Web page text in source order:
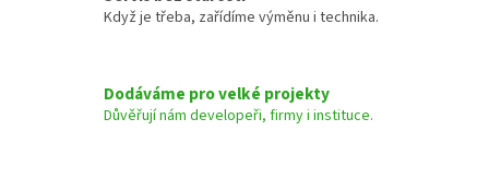
Když je třeba, zařídíme výměnu i technika.
Dodáváme pro velké projekty
Důvěřují nám developeři, firmy i instituce.